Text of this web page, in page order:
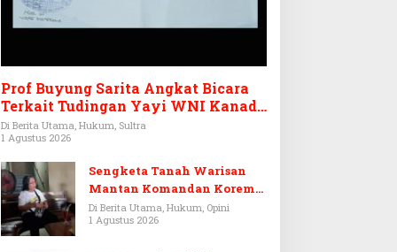
Prof Buyung Sarita Angkat Bicara
Terkait Tudingan Yayi WNI Kanada
Ditagih Utang Rp3,6 Miliar
Di Berita Utama, Hukum, Sultra
1 Agustus 2026
Sengketa Tanah Warisan
Mantan Komandan Korem
143/HO, Ketika Warisan
Menjadi Arena Pemerasan
Di Berita Utama, Hukum, Opini
1 Agustus 2026